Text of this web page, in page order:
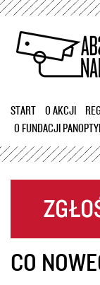
START O AKCJI
O FUNDACJI
CO